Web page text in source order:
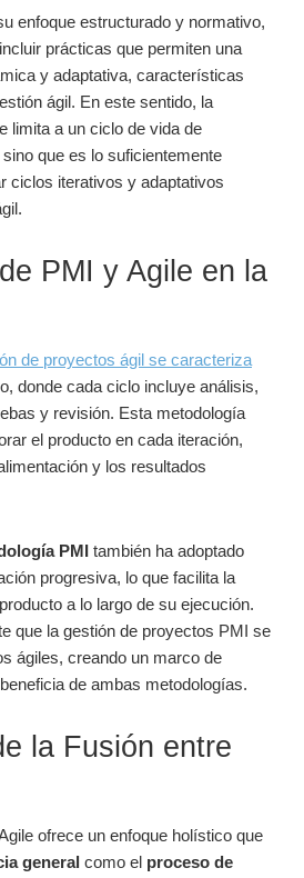
enfoque estructurado y normativo,
prácticas que permiten una
y adaptativa, características
ágil. En este sentido, la
limita a un ciclo de vida de
que es lo suficientemente
ciclos iterativos y adaptativos
PMI y Agile en la
de proyectos ágil se caracteriza
donde cada ciclo incluye análisis,
y revisión. Esta metodología
el producto en cada iteración,
y los resultados
PMI también ha adoptado
progresiva, lo que facilita la
a lo largo de su ejecución.
que la gestión de proyectos PMI se
ágiles, creando un marco de
de ambas metodologías.
la Fusión entre
ofrece un enfoque holístico que
general como el proceso de